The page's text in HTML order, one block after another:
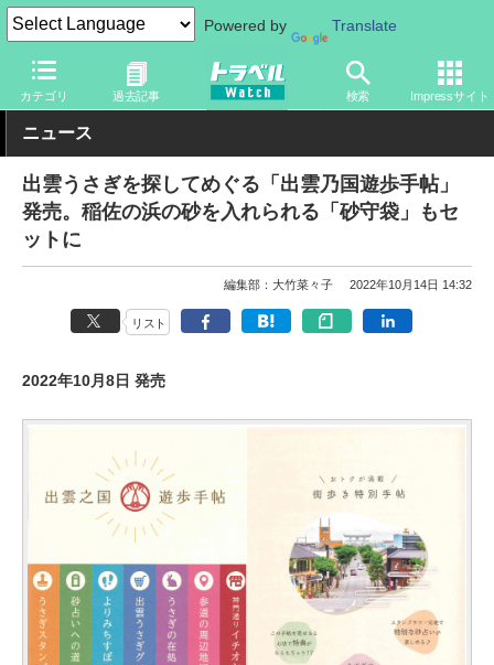
Powered by Translate
カテゴリ 過去記事 検索 Impressサイト
トラベル Watch 地域 国内旅行 中国
ニュース
出雲うさぎを探してめぐる「出雲乃国遊歩手帖」
発売。稲佐の浜の砂を入れられる「砂守袋」もセ
ットに
編集部：大竹菜々子 2022年10月14日 14:32
リスト
2022年10月8日 発売